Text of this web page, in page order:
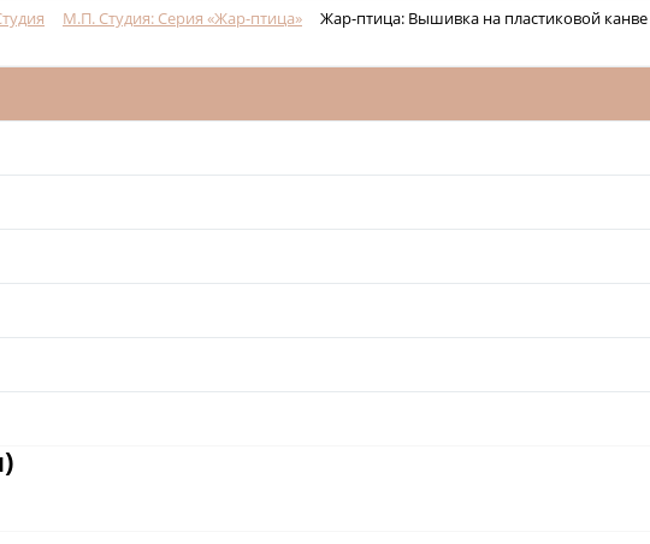
М.П. Студия: Серия «Жар-птица» Жар-птица: Вышивка на пластиковой канве